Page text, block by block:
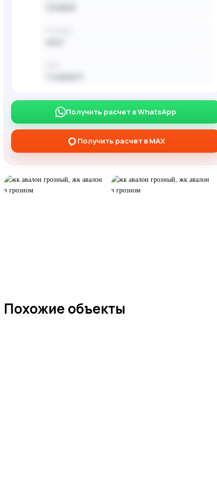
Чтобы получить расчёт — напишите
менеджеру в WhatsApp / MAX
Получить расчет в WhatsApp
Получить расчет в MAX
Похожие объекты